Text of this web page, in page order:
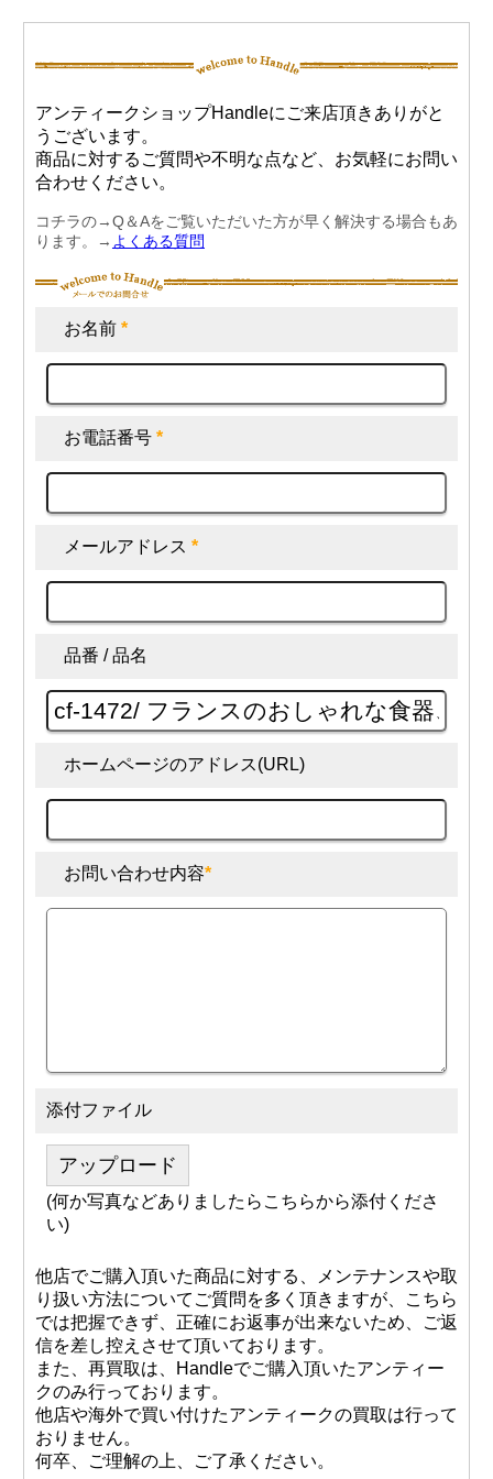
アンティークショップHandleにご来店頂きありがと
うございます。
商品に対するご質問や不明な点など、お気軽にお問い
合わせください。
コチラの→Q＆Aをご覧いただいた方が早く解決する場合もあ
ります。→ よくある質問
お名前 *
お電話番号 *
メールアドレス *
品番 / 品名
ホームページのアドレス(URL)
お問い合わせ内容*
添付ファイル
アップロード
(何か写真などありましたらこちらから添付くださ
い)
他店でご購入頂いた商品に対する、メンテナンスや取
り扱い方法についてご質問を多く頂きますが、こちら
では把握できず、正確にお返事が出来ないため、ご返
信を差し控えさせて頂いております。
また、再買取は、Handleでご購入頂いたアンティー
クのみ行っております。
他店や海外で買い付けたアンティークの買取は行って
おりません。
何卒、ご理解の上、ご了承ください。